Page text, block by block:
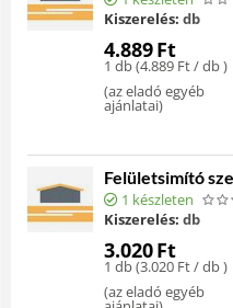
Kiszerelés: db
4.889Ft
1 db (4.889 Ft/ db )
(az eladó egyéb
ajánlatai)
Felületsimító
1 készleten
Kiszerelés: db
3.020Ft
1 db (3.020 Ft/ db )
(az eladó egyéb